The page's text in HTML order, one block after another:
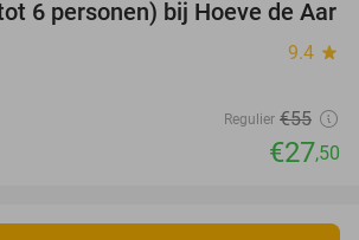
50%
6 personen) bij Hoeve de Aar
9.4 star
Regulier €55
€27,50